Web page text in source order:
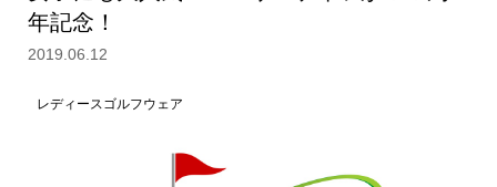
年記念！
2019.06.12
レディースゴルフウェア